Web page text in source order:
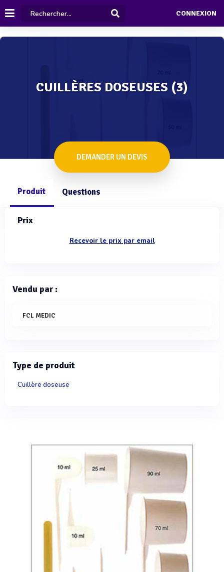
CONNEXION
CUILLÈRES DOSEUSES (3)
DEMANDER UN DEVIS
Produit Questions
Prix
Recevoir le prix par email
Vendu par :
FCL MEDIC
Type de produit
Cuillère doseuse